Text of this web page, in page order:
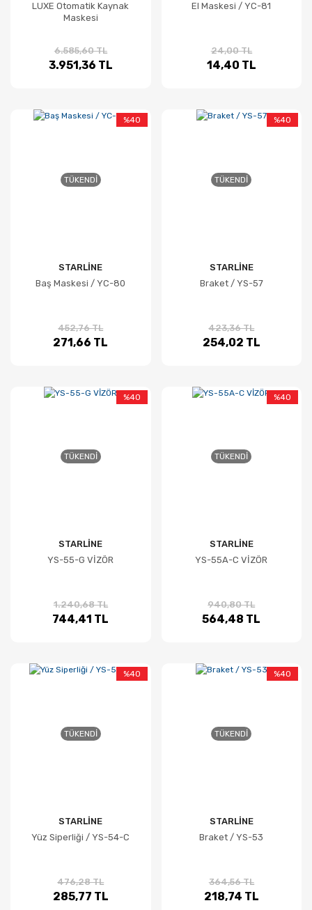
LUXE Otomatik Kaynak
Maskesi
6.585,60 TL
3.951,36 TL
El Maskesi / YC-81
24,00 TL
14,40 TL
%40
TÜKENDI
STARLİNE
Baş Maskesi / YC-80
452,76 TL
271,66 TL
%40
TÜKENDI
STARLİNE
Braket / YS-57
423,36 TL
254,02 TL
%40
TÜKENDI
STARLİNE
YS-55-G VİZÖR
1.240,68 TL
744,41 TL
%40
TÜKENDI
STARLİNE
YS-55A-C VİZÖR
940,80 TL
564,48 TL
%40
TÜKENDI
STARLİNE
Yüz Siperliği / YS-54-C
476,28 TL
285,77 TL
%40
TÜKENDI
STARLİNE
Braket / YS-53
364,56 TL
218,74 TL